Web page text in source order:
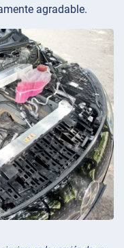
agradable.